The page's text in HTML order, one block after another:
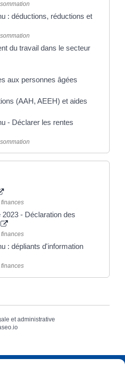
: déductions, réductions et
du travail dans le secteur
aux personnes âgées
(AAH, AEEH) et aides
- Déclarer les rentes
- Déclaration des
: dépliants d'information
et administrative